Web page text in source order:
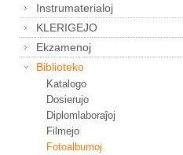
Instrumaterialoj
KLERIGEJO
Ekzamenoj
Biblioteko
Katalogo
Dosierujo
Diplomlaboraĵoj
Filmejo
Fotoalbumoj